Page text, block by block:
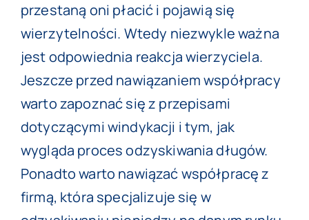
przestaną oni płacić i pojawią się
wierzytelności. Wtedy niezwykle ważna
jest odpowiednia reakcja wierzyciela.
Jeszcze przed nawiązaniem współpracy
warto zapoznać się z przepisami
dotyczącymi windykacji i tym, jak
wygląda proces odzyskiwania długów.
Ponadto warto nawiązać współpracę z
firmą, która specjalizuje się w